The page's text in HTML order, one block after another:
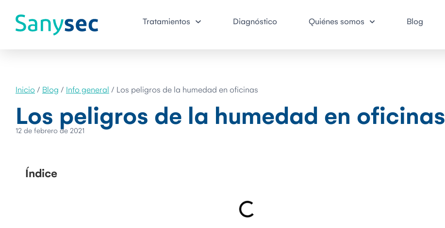
Tratamientos Diagnóstico Quiénes somos Blog
Inicio / Blog / Info general / Los peligros de la humedad en oficinas
Los peligros de la humedad en oficinas
12 de febrero de 2021
Índice